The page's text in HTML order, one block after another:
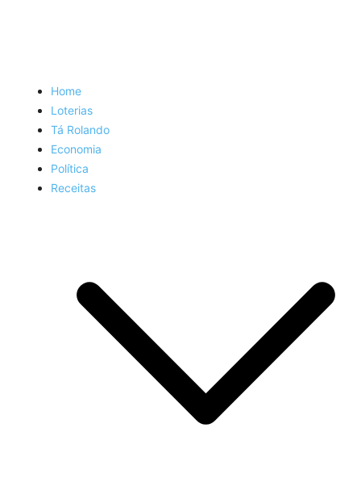
Home
Loterias
Tá Rolando
Economia
Política
Receitas